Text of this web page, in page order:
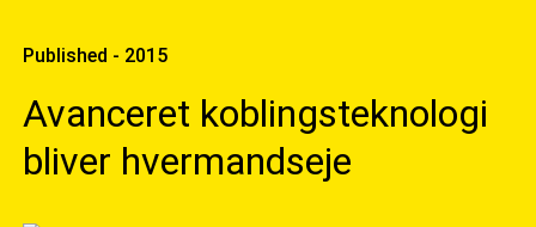
Published - 2015
Avanceret koblingsteknologi
bliver hvermandseje